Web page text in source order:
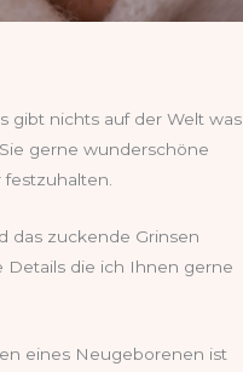
gibt nichts auf der Welt was
gerne wunderschöne
das zuckende Grinsen
Details die ich Ihnen gerne
eines Neugeborenen ist